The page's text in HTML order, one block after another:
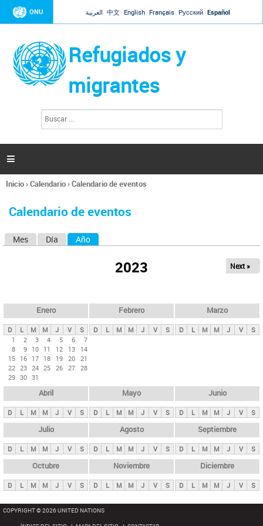
Jump to navigation
ONU العربية 中文 English Français Русский Español
Refugiados y
migrantes
l
d
s

Se
usted
Inicio›Calendario›Calendario de eventos
Calendario de eventos
s
p
n
i
p
a
l
s
Mes Día Año
2023 Next »
Enero
D L M M J V
S
1
2 3 4 5 6
7
8
9 10 11 12 13
14
15 16 17 18 19 20 21
22 23 24 25 26 27 28
29 30 31
Febrero
D L M M J V S
Marzo
D L M M J V S
Abril
D L M M J V S
Mayo
D L M M J V S
Junio
D L M M J V S
Julio
D L M M J V S
Agosto
D L M M J V S
Septiembre
D L M M J V S
Octubre
D L M M J V S
Noviembre
D L M M J V S
Diciembre
D L M M J V S
COPYRIGHT © 2026 UNITED NATIONS